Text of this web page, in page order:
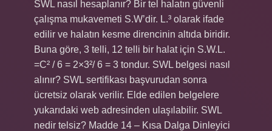
SWL nasıl hesaplanır? Bir tel halatın güvenli
çalışma mukavemeti S.W’dir. L.³ olarak ifade
edilir ve halatın kesme direncinin altıda biridir.
Buna göre, 3 telli, 12 telli bir halat için S.W.L.
=C² / 6 = 2×3²/ 6 = 3 tondur. SWL belgesi nasıl
alınır? SWL sertifikası başvurudan sonra
ücretsiz olarak verilir. Elde edilen belgelere
yukarıdaki web adresinden ulaşılabilir. SWL
nedir telsiz? Madde 14 – Kısa Dalga Dinleyici